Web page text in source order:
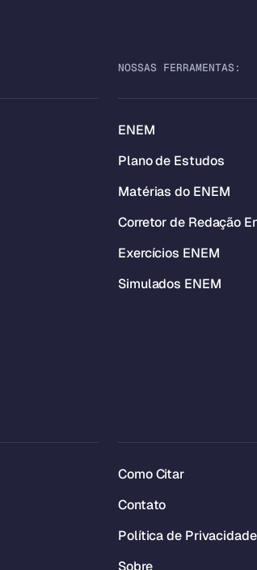
NOSSAS FERRAMENTAS:
ENEM
Plano de Estudos
Matérias do ENEM
Corretor de Redação
Exercícios ENEM
Simulados ENEM
Como Citar
Contato
Política de Privacidade
Sobre